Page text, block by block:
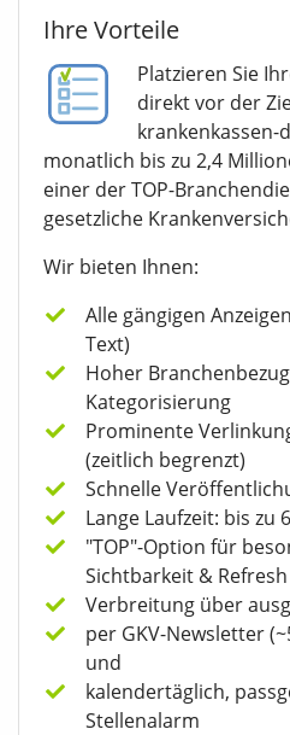
Ihre Vorteile
Platzieren Sie
direkt vor der
monatlich bis zu 2,4
einer der TOP-
gesetzliche
Wir bieten Ihnen:
Alle gängigen
Text)
Hoher
Kategorisierung
Prominente
(zeitlich begrenzt)
Schnelle
Lange Laufzeit: bis zu
"TOP"-Option für
Sichtbarkeit & Refresh
Verbreitung über
per GKV-Newsletter
und
kalendertäglich,
Stellenalarm